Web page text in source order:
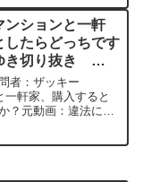
、一問一答形式にし
こんな質問してるか
とがあれば、下記の
みてください。
できるだけ、
編集し、アップロー
、使いやすいと感じ
！やチャンネル登録
ンションと一軒
したらどっちです
き切り抜き
問者：ザッキー
一軒家、購入すると
？元動画：違法に入